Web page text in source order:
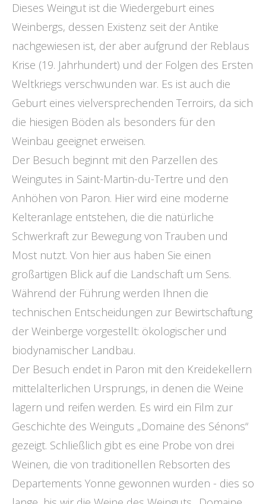
Dieses Weingut ist die Wiedergeburt eines
Weinbergs, dessen Existenz seit der Antike
nachgewiesen ist, der aber aufgrund der Reblaus
Krise (19. Jahrhundert) und der Folgen des Ersten
Weltkriegs verschwunden war. Es ist auch die
Geburt eines vielversprechenden Terroirs, da sich
die hiesigen Böden als besonders für den
Weinbau geeignet erweisen.
Der Besuch beginnt mit den Parzellen des
Weingutes in Saint-Martin-du-Tertre und den
Anhöhen von Paron. Hier wird eine moderne
Kelteranlage entstehen, die die natürliche
Schwerkraft zur Bewegung von Trauben und
Most nutzt. Von hier aus haben Sie einen
großartigen Blick auf die Landschaft um Sens.
Während der Führung werden Ihnen die
technischen Entscheidungen zur Bewirtschaftung
der Weinberge vorgestellt: ökologischer und
biodynamischer Landbau.
Der Besuch endet in Paron mit den Kreidekellern
mittelalterlichen Ursprungs, in denen die Weine
lagern und reifen werden. Es wird ein Film zur
Geschichte des Weinguts „Domaine des Sénons“
gezeigt. Schließlich gibt es eine Probe von drei
Weinen, die von traditionellen Rebsorten des
Departements Yonne gewonnen wurden - dies so